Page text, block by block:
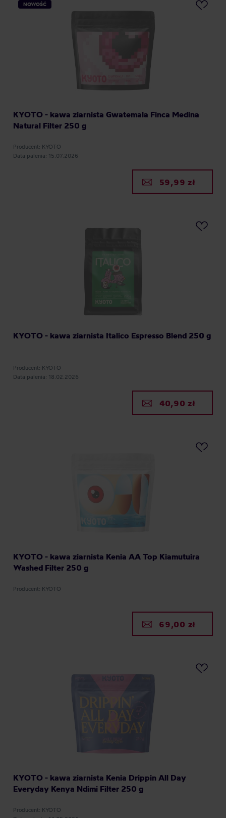
NOWOŚĆ
KYOTO - kawa ziarnista Gwatemala Finca Medina
Natural Filter 250 g
Producent: KYOTO
Data palenia: 15.07.2026
59,99 zł
KYOTO - kawa ziarnista Italico Espresso Blend 250 g
Producent: KYOTO
Data palenia: 18.02.2026
40,90 zł
KYOTO - kawa ziarnista Kenia AA Top Kiamutuira
Washed Filter 250 g
Producent: KYOTO
69,00 zł
KYOTO - kawa ziarnista Kenia Drippin All Day
Everyday Kenya Ndimi Filter 250 g
Producent: KYOTO